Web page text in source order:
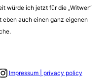
würde ich jetzt für die „Witwer“
auch einen ganz eigenen
zum Instagram Account
Impressum | privacy policy